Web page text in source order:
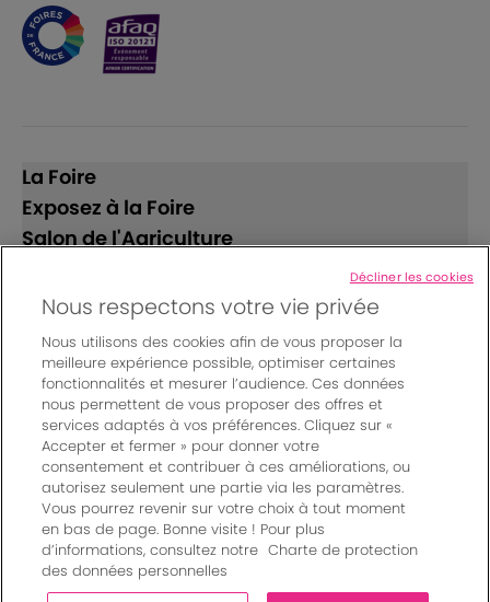
La Foire
Exposez à la Foire
Salon de l'Agriculture
Suivez-nous
© Bordeaux Events And More | Rue Jean Samazeuilh - CS
20088 - 33070 Bordeaux cedex - France
Mentions légales|
Règlement général des manifestations
Un événement organisé par Bordeaux Events And More
Charte de protection des données personnelles
Nous respectons votre vie privée
Nous utilisons des cookies afin de vous proposer la
meilleure expérience possible, optimiser certaines
fonctionnalités et mesurer l’audience. Ces données
nous permettent de vous proposer des offres et
services adaptés à vos préférences. Cliquez sur «
Accepter et fermer » pour donner votre
consentement et contribuer à ces améliorations, ou
autorisez seulement une partie via les paramètres.
Vous pourrez revenir sur votre choix à tout moment
en bas de page. Bonne visite ! Pour plus
d’informations, consultez notre Charte de protection
des données personnelles
Décliner les cookies